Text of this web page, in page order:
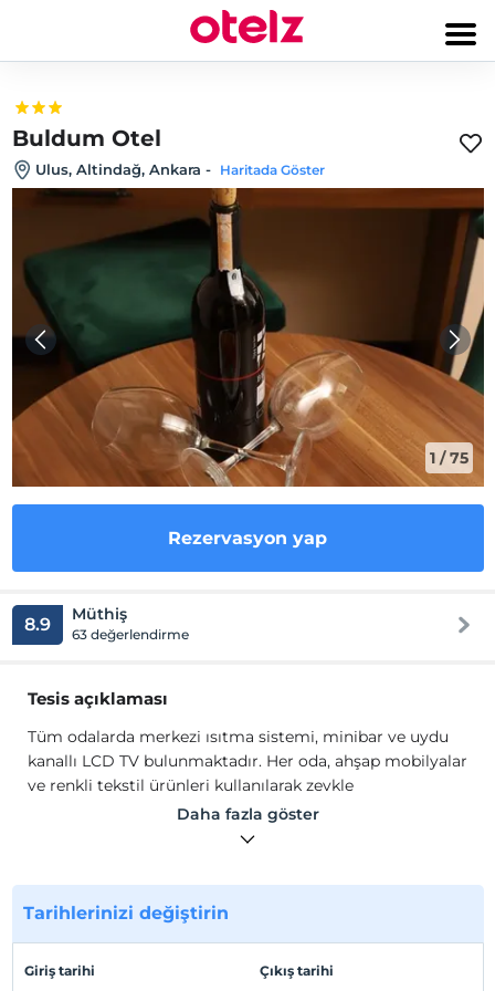
Buldum Otel
Ulus, Altindağ, Ankara - Haritada Göster
1 /75
Rezervasyon yap
8.9 Müthiş
63 değerlendirme
Tesis açıklaması
Tüm odalarda merkezi ısıtma sistemi, minibar ve uydu
kanallı LCD TV bulunmaktadır. Her oda, ahşap mobilyalar
ve renkli tekstil ürünleri kullanılarak zevkle
tasarlanmıştır. Restoranda Türk mutfağından yemekler
servis edilir. Konuklar sabahları kahvaltı keyfini
Bizans ve Osmanlı dönemi tarzlarını yansıtan antik
binalar bulunmaktadır.
ve renkli tekstil ürünleri kullanılarak zevkle
Daha fazla göster
Tarihlerinizi değiştirin
Giriş tarihi Çıkış tarihi